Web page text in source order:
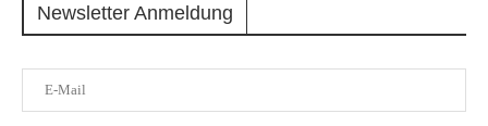
Newsletter Anmeldung